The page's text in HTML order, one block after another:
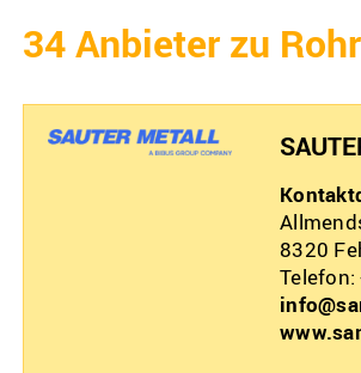
34 Anbieter zu
8320
Telefon: